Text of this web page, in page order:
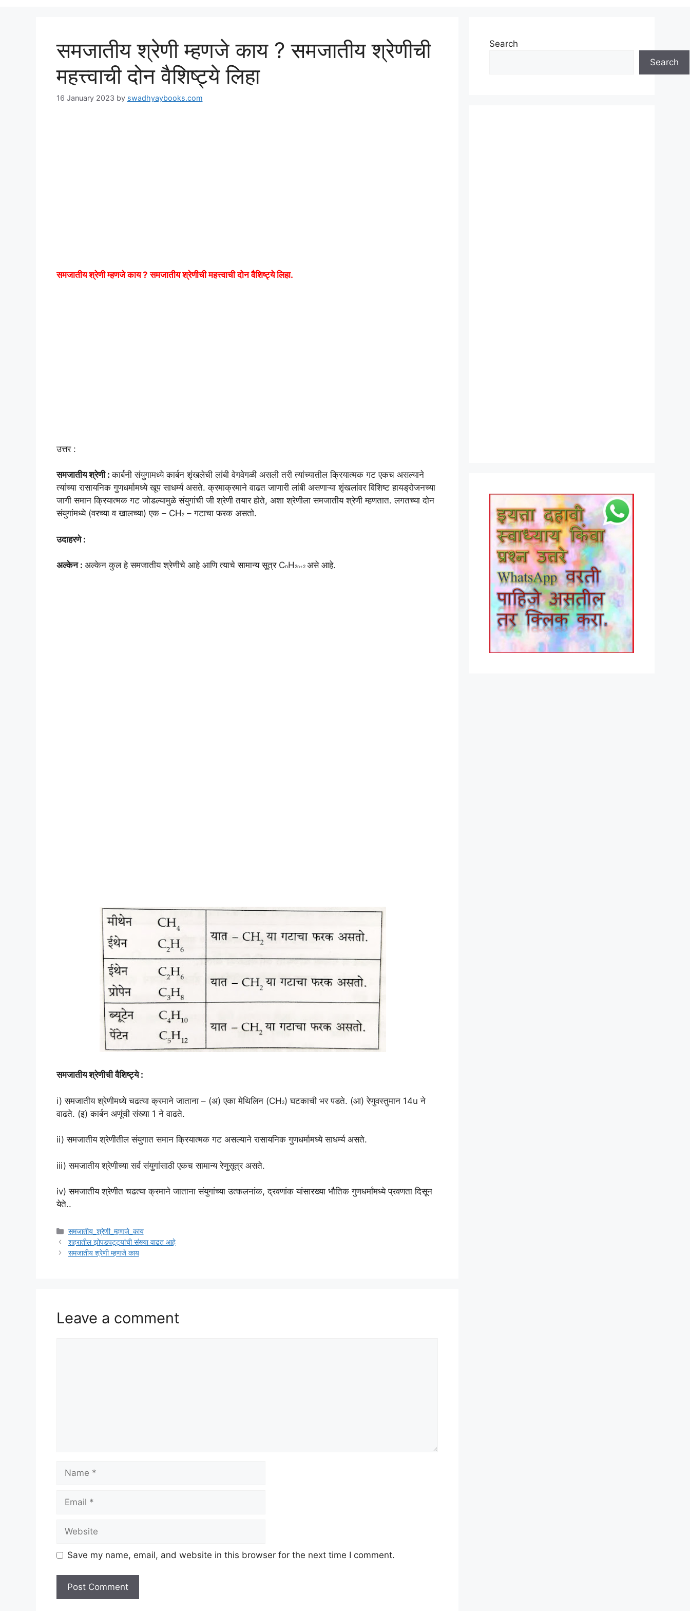
समजातीय श्रेणी म्हणजे काय ? समजातीय श्रेणीची
महत्त्वाची दोन वैशिष्ट्ये लिहा
16 January 2023 by swadhyaybooks.com
समजातीय श्रेणी म्हणजे काय ? समजातीय श्रेणीची महत्त्वाची दोन वैशिष्ट्ये लिहा.
उत्तर :
समजातीय श्रेणी :कार्बनी संयुगामध्ये कार्बन शृंखलेची लांबी वेगवेगळी असली तरी त्यांच्यातील क्रियात्मक गट एकच असल्याने
त्यांच्या रासायनिक गुणधर्मामध्ये खूप साधर्म्य असते. क्रमाक्रमाने वाढत जाणारी लांबी असणाऱ्या शृंखलांवर विशिष्ट हायड्रोजनच्या
जागी समान क्रियात्मक गट जोडल्यामुळे संयुगांची जी श्रेणी तयार होते, अशा श्रेणीला समजातीय श्रेणी म्हणतात. लगतच्या दोन
संयुगांमध्ये (वरच्या व खालच्या) एक – CH2– गटाचा फरक असतो.
उदाहरणे :
अल्केन : अल्केन कुल हे समजातीय श्रेणीचे आहे आणि त्याचे सामान्य सूत्र CnH2n+2 असे आहे.
समजातीय श्रेणीची वैशिष्ट्ये :
i) समजातीय श्रेणीमध्ये चढत्या क्रमाने जाताना – (अ) एका मेथिलिन (CH2) घटकाची भर पडते. (आ) रेणुवस्तुमान 14u ने
वाढते. (इ) कार्बन अणूंची संख्या 1 ने वाढते.
ii) समजातीय श्रेणीतील संयुगात समान क्रियात्मक गट असल्याने रासायनिक गुणधर्मामध्ये साधर्म्य असते.
iii) समजातीय श्रेणीच्या सर्व संयुगांसाठी एकच सामान्य रेणुसूत्र असते.
iv) समजातीय श्रेणीत चढत्या क्रमाने जाताना संयुगांच्या उत्कलनांक, द्रवणांक यांसारख्या भौतिक गुणधर्मांमध्ये प्रवणता दिसून
येते..
Categories
समजातीय_श्रेणी_म्हणजे_काय
शहरातील झोपडपट्ट्यांची संख्या वाढत आहे
समजातीय श्रेणी म्हणजे काय
Leave a comment
Name
Email
Website
Save my name, email, and website in this browser for the next time I comment.
Search
Search